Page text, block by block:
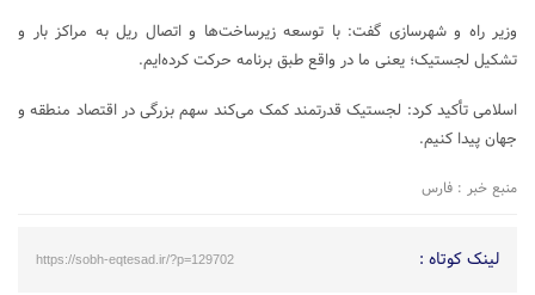
وزیر راه و شهرسازی گفت: با توسعه زیرساخت‌ها و اتصال ریل به مراکز بار و
تشکیل لجستیک؛ یعنی ما در واقع طبق برنامه حرکت کرده‌ایم.
اسلامی تأکید کرد: لجستیک قدرتمند کمک می‌کند سهم بزرگی در اقتصاد منطقه و
جهان پیدا کنیم.
منبع خبر : فارس
لینک کوتاه : https://sobh-eqtesad.ir/?p=129702